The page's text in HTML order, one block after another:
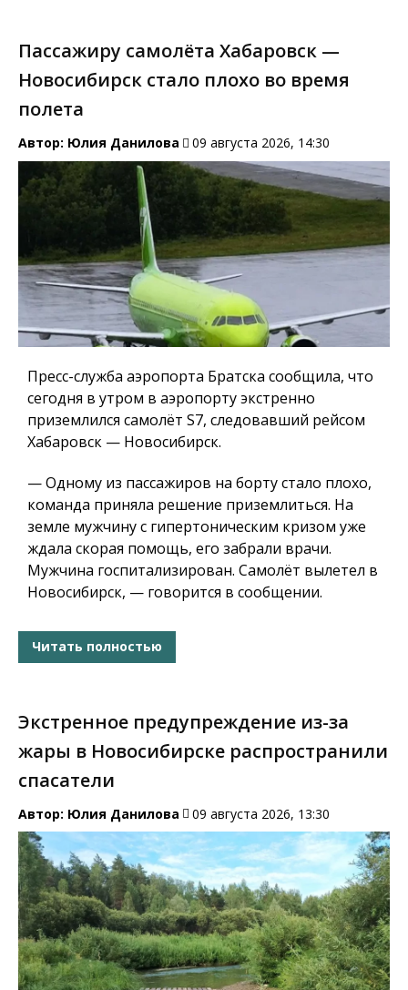
Пассажиру самолёта Хабаровск —
Новосибирск стало плохо во время
полета
Автор: Юлия Данилова 09 августа 2026, 14:30
Пресс-служба аэропорта Братска сообщила, что
сегодня в утром в аэропорту экстренно
приземлился самолёт S7, следовавший рейсом
Хабаровск — Новосибирск.
— Одному из пассажиров на борту стало плохо,
команда приняла решение приземлиться. На
земле мужчину с гипертоническим кризом уже
ждала скорая помощь, его забрали врачи.
Мужчина госпитализирован. Самолёт вылетел в
Новосибирск, — говорится в сообщении.
Читать полностью
Экстренное предупреждение из-за
жары в Новосибирске распространили
спасатели
Автор: Юлия Данилова 09 августа 2026, 13:30